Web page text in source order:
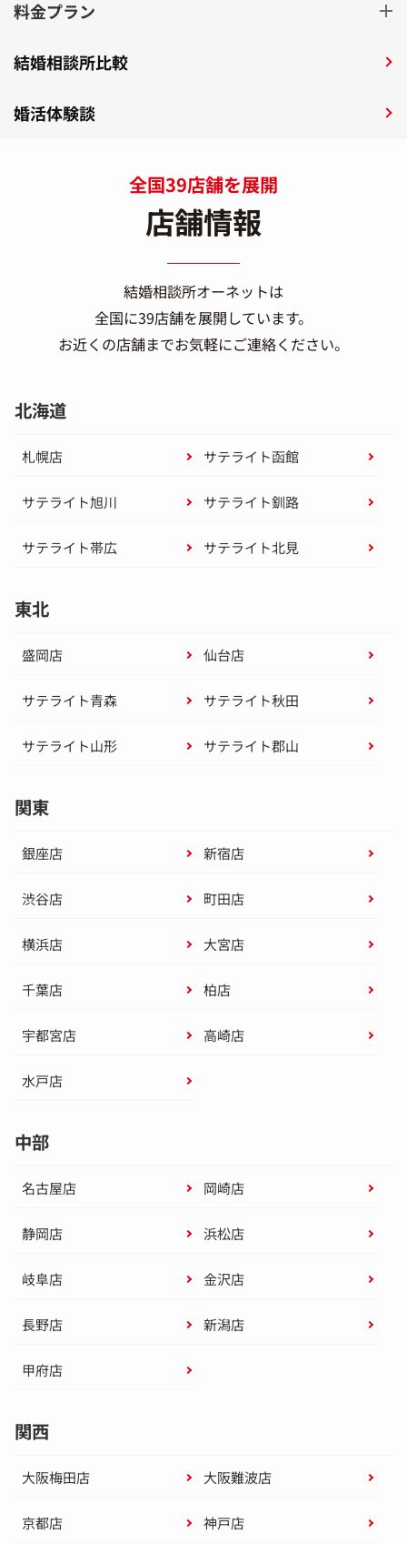
料金プラン
結婚相談所比較
婚活体験談
全国39店舗を展開
店舗情報
結婚相談所オーネットは
全国に39店舗を展開しています。
お近くの店舗までお気軽にご連絡ください。
北海道
札幌店 サテライト函館
サテライト旭川 サテライト釧路
サテライト帯広 サテライト北見
東北
盛岡店 仙台店
サテライト青森 サテライト秋田
サテライト山形 サテライト郡山
関東
銀座店 新宿店
渋谷店 町田店
横浜店 大宮店
千葉店 柏店
宇都宮店 高崎店
水戸店
中部
名古屋店 岡崎店
静岡店 浜松店
岐阜店 金沢店
長野店 新潟店
甲府店
関西
大阪梅田店 大阪難波店
京都店 神戸店